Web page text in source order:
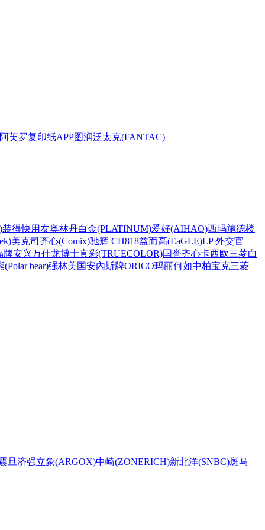
阿芙罗复印纸APP图润泛太克(FANTAC)
装得快用友奥林丹白金(PLATINUM)爱好(AIHAO)西玛施德楼
美克司 齐心(Comix)驰辉 CH818益而高(EaGLE)LP 外交官
牌安兴万仕龙博士真彩(TRUECOLOR)国誉齐心卡西欧三菱白
(Polar bear)强林美国安內斯牌ORICO玛丽何如中柏宝克三菱
旦济强立象(ARGOX)中崎(ZONERICH)新北洋(SNBC)斑马